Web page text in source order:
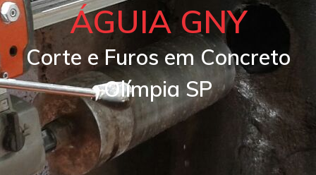
ÁGUIA GNY
Corte e Furos em Concreto
Olímpia SP